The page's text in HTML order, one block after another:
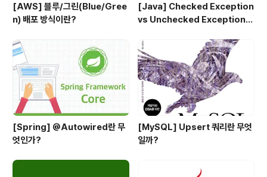
[AWS] 블루/그린(Blue/Gree
n) 배포 방식이란?
[Java] Checked Exception
vs Unchecked Exception
[Spring] @Autowired란 무
엇인가?
[MySQL] Upsert 쿼리란 무엇
일까?